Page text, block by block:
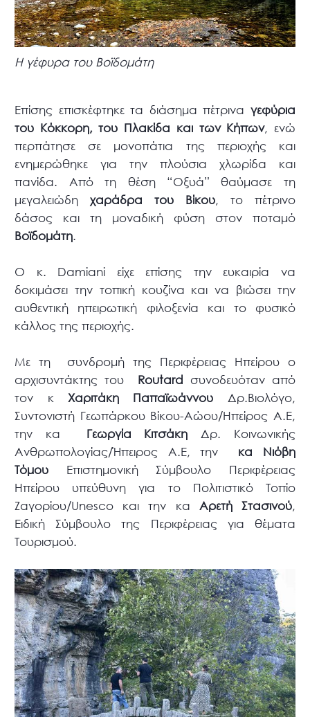
Η γέφυρα του Βοϊδομάτη
Επίσης επισκέφτηκε τα διάσημα πέτρινα γεφύρια
του Κόκκορη, του Πλακίδα και των Κήπων, ενώ
περπάτησε σε μονοπάτια της περιοχής και
ενημερώθηκε για την πλούσια χλωρίδα και
πανίδα. Από τη θέση “Οξυά” θαύμασε τη
μεγαλειώδηχαράδρα του Βίκου, το πέτρινο
δάσος και τη μοναδική φύση στον ποταμό
Βοϊδομάτη.
Ο κ. Damiani είχε επίσης την ευκαιρία να
δοκιμάσει την τοπική κουζίνα και να βιώσει την
αυθεντική ηπειρωτική φιλοξενία και το φυσικό
κάλλος της περιοχής.
Με τη συνδρομή της Περιφέρειας Ηπείρου ο
αρχισυντάκτης του Routard συνοδευόταν από
τον κ Χαριτάκη Παπαϊωάννου Δρ.Βιολόγο,
Συντονιστή Γεωπάρκου Βίκου-Αώου/Ηπείρος Α.Ε,
την κα Γεωργία Κιτσάκη Δρ. Κοινωνικής
Ανθρωπολογίας/Ήπειρος Α.Ε, την κα Νιόβη
Τόμου Επιστημονική Σύμβουλο Περιφέρειας
Ηπείρου υπεύθυνη για το Πολιτιστικό Τοπίο
Ζαγορίου/Unesco και την κα Αρετή Στασινού,
Ειδική Σύμβουλο της Περιφέρειας για θέματα
Τουρισμού.